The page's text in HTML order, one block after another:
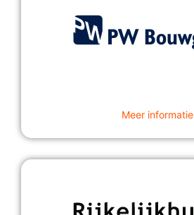
Meer informatie